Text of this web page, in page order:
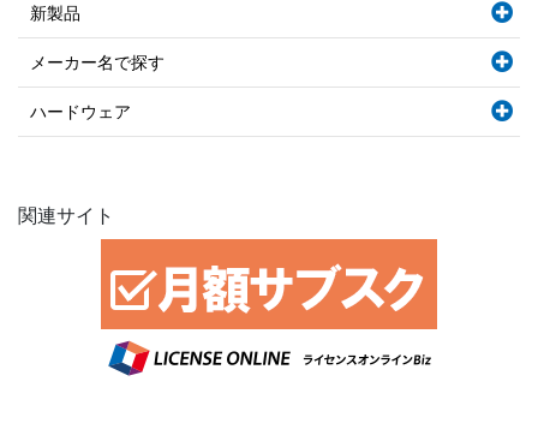
新製品
メーカー名で探す
ハードウェア
関連サイト